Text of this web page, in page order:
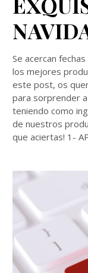
Se acercan
los mejores
este post, os
para sorprender
teniendo como
de nuestros
que aciertas! 1-